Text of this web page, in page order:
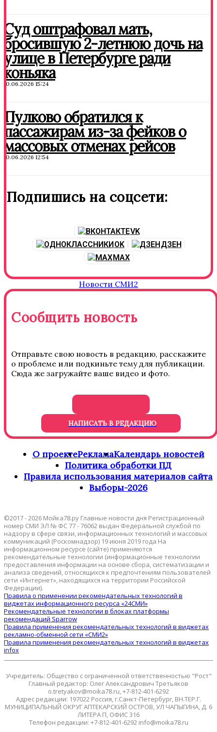
Суд оштрафовал мать,
бросившую 2-летнюю дочь на
улице в Петербурге ради
коньяка
10.06.2026 15:24
Пулково обратился к
пассажирам из-за фейков о
массовых отменах рейсов
10.06.2026 12:54
Подпишись на соцсети:
VK
OK
ДЗЕН
MAX
Новости СМИ2
Сообщить новость
Отправьте свою новость в редакцию, расскажите
о проблеме или подкиньте тему для публикации.
Сюда же загружайте ваше видео и фото.
НАПИСАТЬ В РЕДАКЦИЮ
О проектеРекламаКалендарь новостей
Политика обработки ПД
Правила использования материалов сайта
Выборы-2026
©2017 - 2026 Мойка78.ру Главные новости дня Регистрационный
номер СМИ ЭЛ № ФС 77 - 76062 выдан Федеральной службой по
надзору в сфере связи, информационных технологий и массовых
коммуникаций (Роскомнадзор) 19 июня 2019 года На
информационном ресурсе (сайте) применяются
рекомендательные технологии (информационные технологии
предоставления информации на основе сбора, систематизации и
анализа сведений, относящихся к предпочтениям пользователей
сети «Интернет», находящихся на территории Российской
Федерации).
Правила о применении рекомендательных технологий в
виджетах информационного ресурса «24СМИ»
Рекомендательные технологии в блоках платформы
рекомендаций Sparrow
Правила применения рекомендательных технологий в виджетах
рекламно-обменной сети «СМИ2»
Правила применения рекомендательных технологий в виджетах
infox
Учредитель: Общество с ограниченной ответственностью "Рост"
Главный редактор: Олег Александрович Третьяков
o.tretyakov@moika78.ru, +7-812-401-6292
Адрес редакции: 197022 Россия, г.Санкт-Петербург, ВН.ТЕР.Г.
МУНИЦИПАЛЬНЫЙ ОКРУГ АПТЕКАРСКИЙ ОСТРОВ, УЛ ЧАПЫГИНА, Д. 6
ЛИТЕРА П, ОФИС 316
Телефон редакции: +7-812-401-6292 info@moika78.ru